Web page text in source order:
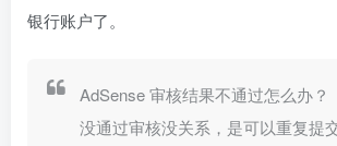
银行账户了。
AdSense 审核结果不通过怎么办？
没通过审核没关系，是可以重复提